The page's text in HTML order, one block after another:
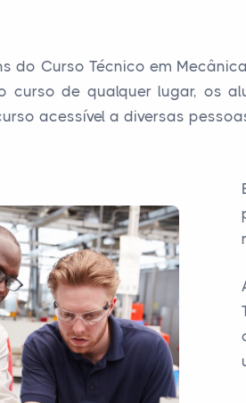
do Curso Técnico em
curso de qualquer lugar, os
acessível a diversas